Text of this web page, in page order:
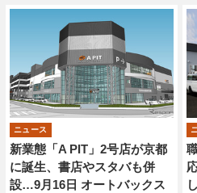
新業態「A PIT」2号店が京都
に誕生、書店やスタバも併
設…9月16日 オートバックス
ニュース